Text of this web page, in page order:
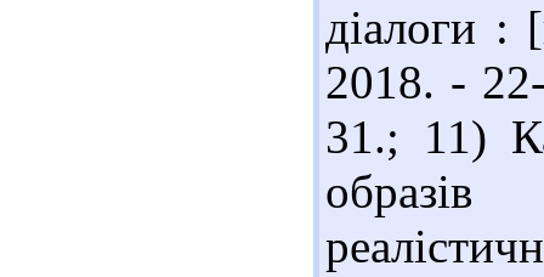
діалоги :
2018. -
31.; 11)